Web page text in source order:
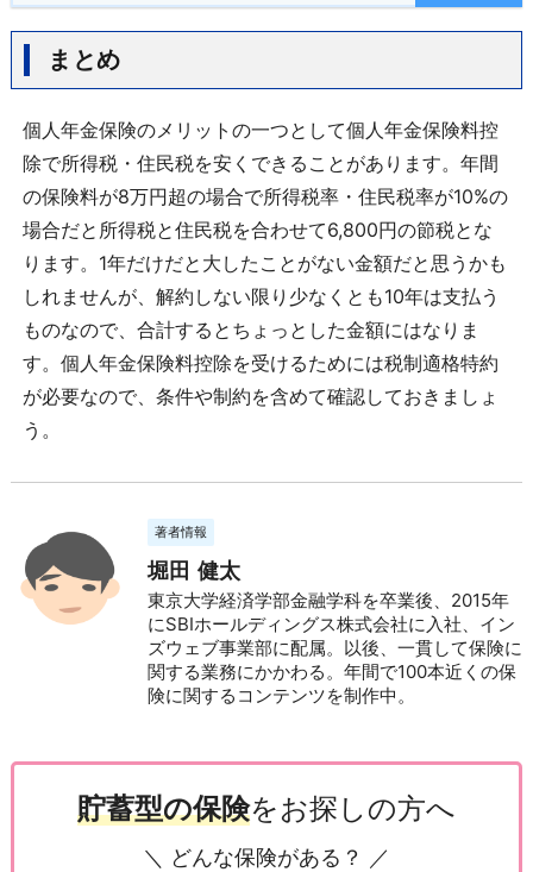
まとめ
個人年金保険のメリットの一つとして個人年金保険料控
除で所得税・住民税を安くできることがあります。年間
の保険料が8万円超の場合で所得税率・住民税率が10%の
場合だと所得税と住民税を合わせて6,800円の節税とな
ります。1年だけだと大したことがない金額だと思うかも
しれませんが、解約しない限り少なくとも10年は支払う
ものなので、合計するとちょっとした金額にはなりま
す。個人年金保険料控除を受けるためには税制適格特約
が必要なので、条件や制約を含めて確認しておきましょ
う。
著者情報
堀田 健太
東京大学経済学部金融学科を卒業後、2015年
にSBIホールディングス株式会社に入社、イン
ズウェブ事業部に配属。以後、一貫して保険に
関する業務にかかわる。年間で100本近くの保
険に関するコンテンツを制作中。
貯蓄型の保険をお探しの方へ
＼ どんな保険がある？ ／